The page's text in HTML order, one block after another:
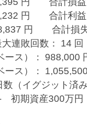
円 合計利益
円 合計損失
連敗回数： 14 回
ス）： 988,000
ス）：
（イグジット済
初期資産300万円